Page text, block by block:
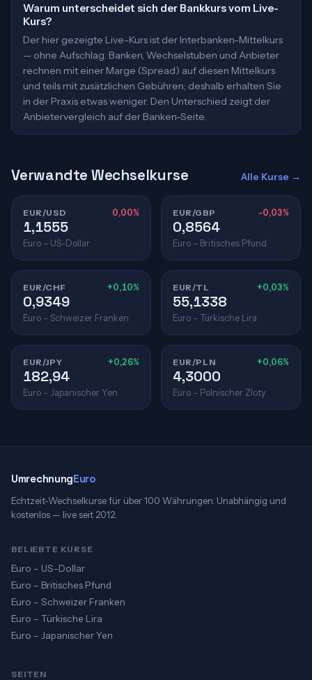
Warum unterscheidet sich der Bankkurs vom Live-
Kurs?
Der hier gezeigte Live-Kurs ist der Interbanken-Mittelkurs
— ohne Aufschlag. Banken, Wechselstuben und Anbieter
rechnen mit einer Marge (Spread) auf diesen Mittelkurs
und teils mit zusätzlichen Gebühren; deshalb erhalten Sie
in der Praxis etwas weniger. Den Unterschied zeigt der
Anbietervergleich auf der Banken-Seite.
Verwandte Wechselkurse Alle Kurse →
EUR/USD 0,00%
1,1555
Euro – US-Dollar
EUR/GBP -0,03%
0,8564
Euro – Britisches Pfund
EUR/CHF +0,10%
0,9349
Euro – Schweizer Franken
EUR/TL +0,03%
55,1338
Euro – Türkische Lira
EUR/JPY +0,26%
182,94
Euro – Japanischer Yen
EUR/PLN +0,06%
4,3000
Euro – Polnischer Zloty
UmrechnungEuro
Echtzeit-Wechselkurse für über 100 Währungen. Unabhängig und
kostenlos — live seit 2012.
BELIEBTE KURSE
Euro – US-Dollar
Euro – Britisches Pfund
Euro – Schweizer Franken
Euro – Türkische Lira
Euro – Japanischer Yen
SEITEN